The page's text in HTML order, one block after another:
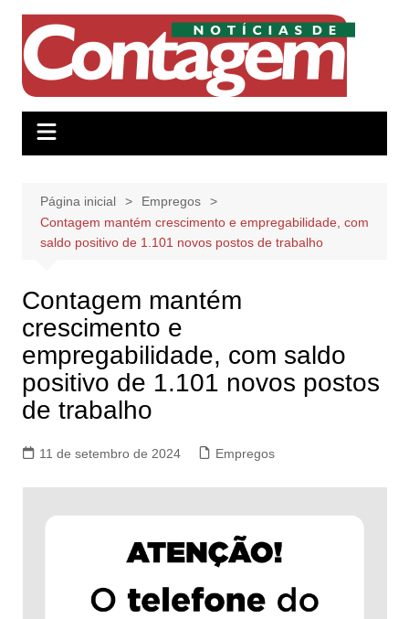
conteúdo
Página inicial
Empregos
Contagem mantém crescimento e empregabilidade, com
saldo positivo de 1.101 novos postos de trabalho
Contagem mantém
crescimento e
empregabilidade, com saldo
positivo de 1.101 novos postos
de trabalho
11 de setembro de 2024 Empregos